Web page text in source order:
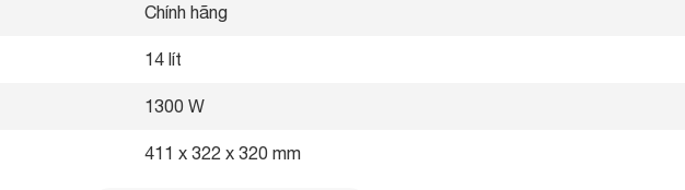
Chính hãng
14 lít
1300 W
411 x 322 x 320 mm